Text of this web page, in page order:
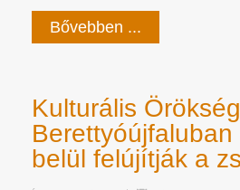
Bővebben ...
Kulturális
Berettyóújfaluban
belül felújítják a